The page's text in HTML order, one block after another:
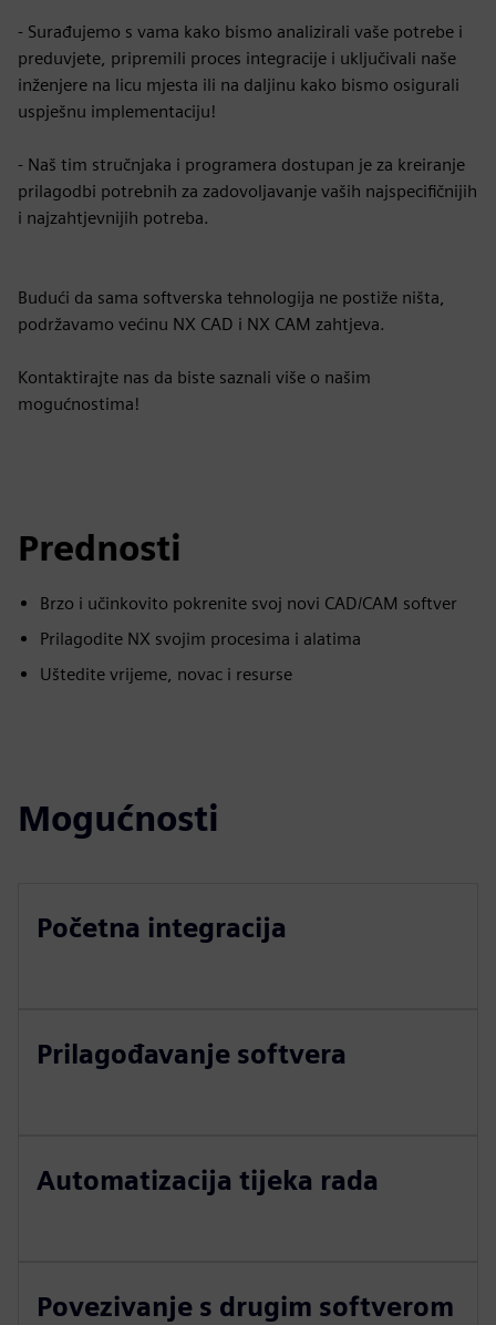
- Surađujemo s vama kako bismo analizirali vaše potrebe i
preduvjete, pripremili proces integracije i uključivali naše
inženjere na licu mjesta ili na daljinu kako bismo osigurali
uspješnu implementaciju!
- Naš tim stručnjaka i programera dostupan je za kreiranje
prilagodbi potrebnih za zadovoljavanje vaših najspecifičnijih
i najzahtjevnijih potreba.
Budući da sama softverska tehnologija ne postiže ništa,
podržavamo većinu NX CAD i NX CAM zahtjeva.
Kontaktirajte nas da biste saznali više o našim
mogućnostima!
Prednosti
Brzo i učinkovito pokrenite svoj novi CAD/CAM softver
Prilagodite NX svojim procesima i alatima
Uštedite vrijeme, novac i resurse
Mogućnosti
Početna integracija
Prilagođavanje softvera
Automatizacija tijeka rada
Povezivanje s drugim softverom